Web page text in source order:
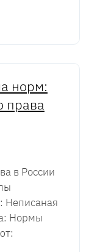
норм:
права
в России
Неписаная
Нормы